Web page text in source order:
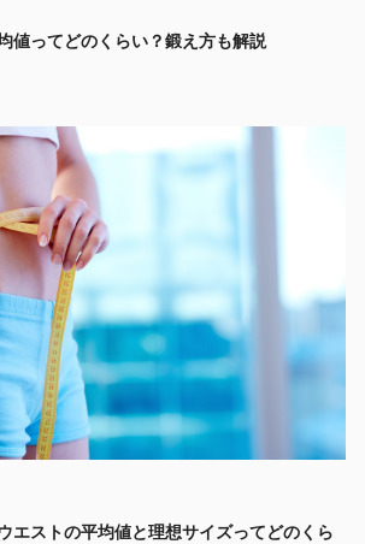
値ってどのくらい？鍛え方も解説
エストの平均値と理想サイズってどのくら